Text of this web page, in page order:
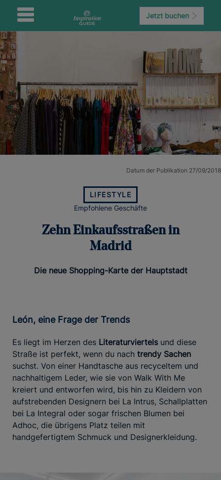
Jetzt buchen
Datum der Publikation 27/09/2018
LIFESTYLE
Empfohlene Geschäfte
Zehn Einkaufsstraßen in
Madrid
Die neue Shopping-Karte der Hauptstadt
León, eine Frage der Trends
Es liegt im Herzen des Literaturviertels und diese
Straße ist perfekt, wenn du nach trendy Sachen
suchst. Von einer Handtasche aus recyceltem und
nachhaltigem Leder, wie sie von Walk With Me
kreiert und entworfen wird, bis hin zu Kleidern von
aufstrebenden Designern bei La Intrus, Schallplatten
bei La Integral oder sogar frischen Blumen bei
Adhoc, die übrigens Platz teilen mit
handgefertigtem Schmuck und Designerkleidung.